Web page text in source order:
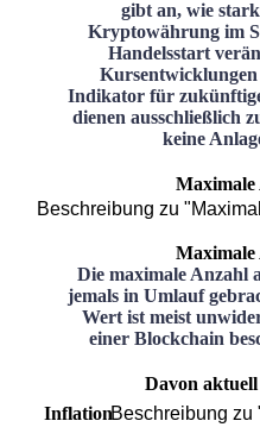
gibt an, wie
Kryptowährung im
Handelsstart
Indikator für
dienen ausschließlich
keine
Maximale
Beschreibung zu
Maximale
Die maximale Anzahl
jemals in Umlauf
Wert ist meist
einer Blockchain
Davon
InflationBeschreibung zu